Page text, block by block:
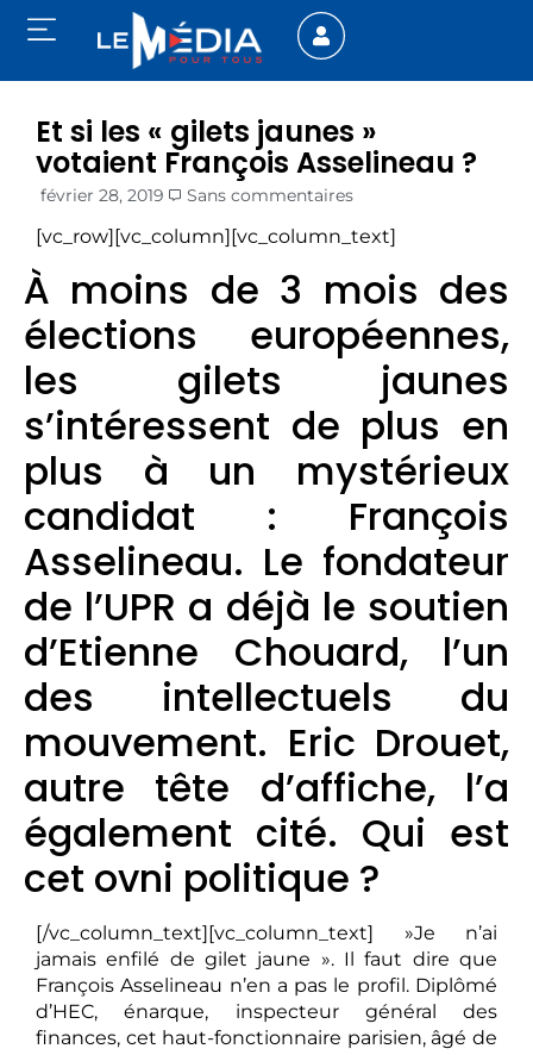
Et si les « gilets jaunes »
votaient François Asselineau ?
février 28, 2019 Sans commentaires
[vc_row][vc_column][vc_column_text]
À moins de 3 mois des
élections européennes,
les gilets jaunes
s’intéressent de plus en
plus à un mystérieux
candidat : François
Asselineau. Le fondateur
de l’UPR a déjà le soutien
d’Etienne Chouard, l’un
des intellectuels du
mouvement. Eric Drouet,
autre tête d’affiche, l’a
également cité. Qui est
cet ovni politique ?
[/vc_column_text][vc_column_text] »Je n’ai
jamais enfilé de gilet jaune ». Il faut dire que
François Asselineau n’en a pas le profil. Diplômé
d’HEC, énarque, inspecteur général des
finances, cet haut-fonctionnaire parisien, âgé de